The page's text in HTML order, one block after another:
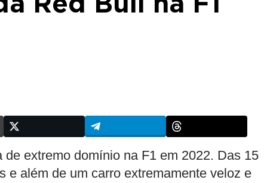
extremo domínio na F1 em 2022. Das 15
e além de um carro extremamente veloz e